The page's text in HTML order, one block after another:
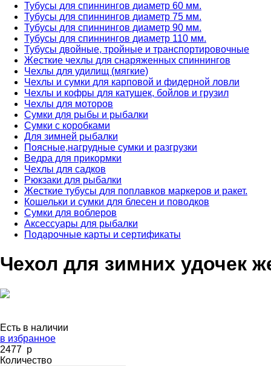
Тубусы для спиннингов диаметр 60 мм.
Тубусы для спиннингов диаметр 75 мм.
Тубусы для спиннингов диаметр 90 мм.
Тубусы для спиннингов диаметр 110 мм.
Тубусы двойные, тройные и транспортировочные
Жесткие чехлы для снаряженных спиннингов
Чехлы для удилищ (мягкие)
Чехлы и сумки для карповой и фидерной ловли
Чехлы и кофры для катушек, бойлов и грузил
Чехлы для моторов
Сумки для рыбы и рыбалки
Сумки с коробками
Для зимней рыбалки
Поясные,нагрудные сумки и разгрузки
Ведра для прикормки
Чехлы для садков
Рюкзаки для рыбалки
Жесткие тубусы для поплавков маркеров и ракет.
Кошельки и сумки для блесен и поводков
Сумки для воблеров
Аксессуары для рыбалки
Подарочные карты и сертификаты
Чехол для зимних удочек
Есть в наличии
в избранное
2477 p
Количество